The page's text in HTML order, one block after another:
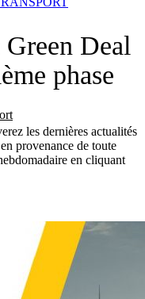
Deal
phase
les dernières actualités
provenance de toute
en cliquant